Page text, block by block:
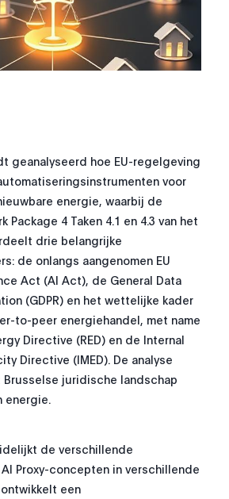
geanalyseerd hoe EU-regelgeving
voor
energie, waarbij de
Package 4 Taken 4.1 en 4.3 van het
drie belangrijke
de onlangs aangenomen EU
Act (AI Act), de General Data
(GDPR) en het wettelijke kader
to-peer energiehandel, met name
Directive (RED) en de Internal
Directive (IMED). De analyse
juridische landschap
energie.
de verschillende
Proxy-concepten in verschillende
een